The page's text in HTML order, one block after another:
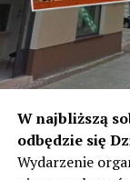
W najbliższą
odbędzie się
Wydarzenie